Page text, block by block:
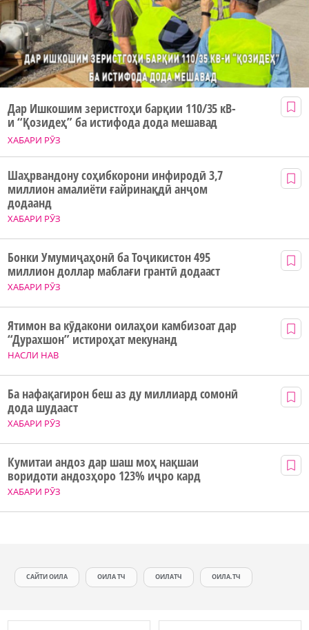
ХАБАРИ РӮЗ
Дар Ишкошим зеристгоҳи барқии 110/35 кВ-
и “Қозидеҳ” ба истифода дода мешавад
ХАБАРИ РӮЗ
Шаҳрвандону соҳибкорони инфиродӣ 3,7
миллион амалиёти ғайринақдӣ анҷом
додаанд
ХАБАРИ РӮЗ
Бонки Умумиҷаҳонӣ ба Тоҷикистон 495
миллион доллар маблағи грантӣ додааст
НАСЛИ НАВ
Ятимон ва кӯдакони оилаҳои камбизоат дар
“Дурахшон” истироҳат мекунанд
ХАБАРИ РӮЗ
Ба нафақагирон беш аз ду миллиард сомонӣ
дода шудааст
ХАБАРИ РӮЗ
Кумитаи андоз дар шаш моҳ нақшаи
воридоти андозҳоро 123% иҷро кард
САЙТИ ОИЛА ОИЛА ТЧ ОИЛАТЧ ОИЛА.ТЧ